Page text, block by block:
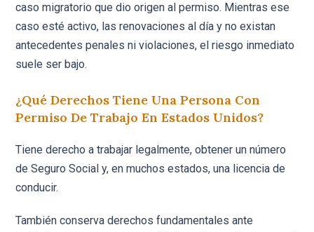
caso migratorio que dio origen al permiso. Mientras ese
caso esté activo, las renovaciones al día y no existan
antecedentes penales ni violaciones, el riesgo inmediato
suele ser bajo.
¿Qué Derechos Tiene Una Persona Con
Permiso De Trabajo En Estados Unidos?
Tiene derecho a trabajar legalmente, obtener un número
de Seguro Social y, en muchos estados, una licencia de
conducir.
También conserva derechos fundamentales ante